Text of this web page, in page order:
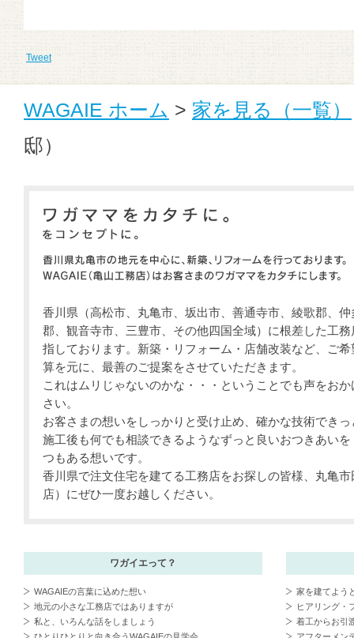
Tweet
WAGAIE ホーム > 家を見る（一覧）
邸）
香川県（高松市、丸亀市、坂出市、善通寺市、綾歌郡、仲
郡、観音寺市、三豊市、その他四国全域）に根差した工務
指しております。新築・リフォーム・店舗改装など、ご希
算を元に、最善のご提案をさせていただきます。
これはムリじゃないのかな・・・ということでも声をおか
さい。
お客さまの想いをしっかりと受け止め、確かな技術でき
施工後も何でも相談できるようなずっと良いおつきあい
つもある想いです。
香川県で注文住宅を建てる工務店をお探しの皆様、丸亀
店）にぜひ一度お越しください。
ワガイエって？
WAGAIEの言葉に込めた想い
地元の小さな工務店ではありますが
私と、いろんな話をしましょう
家を建てよう
ヒアリング・
着工からお引